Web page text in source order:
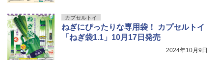
カプセルトイ
ねぎにぴったりな専用袋！ カプセルトイ
「ねぎ袋1.1」10月17日発売
2024年10月9日